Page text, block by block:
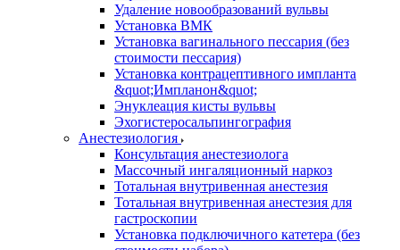
Удаление новообразований вульвы
Установка ВМК
Установка вагинального пессария (без
стоимости пессария)
Установка контрацептивного импланта
&quot;Импланон&quot;
Энуклеация кисты вульвы
Эхогистеросальпингография
Анестезиология
Консультация анестезиолога
Массочный ингаляционный наркоз
Тотальная внутривенная анестезия
Тотальная внутривенная анестезия для
гастроскопии
Установка подключичного катетера (без